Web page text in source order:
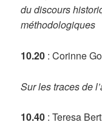
du discours
méthodologiques
10.20 : Corinne
Sur les traces de
10.40 : Teresa